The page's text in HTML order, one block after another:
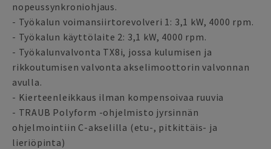
nopeussynkroniohjaus.
- Työkalun voimansiirtorevolveri 1: 3,1 kW, 4000 rpm.
- Työkalun käyttölaite 2: 3,1 kW, 4000 rpm.
- Työkalunvalvonta TX8i, jossa kulumisen ja
rikkoutumisen valvonta akselimoottorin valvonnan
avulla.
- Kierteenleikkaus ilman kompensoivaa ruuvia
- TRAUB Polyform -ohjelmisto jyrsinnän
ohjelmointiin C-akselilla (etu-, pitkittäis- ja
lieriöpinta)